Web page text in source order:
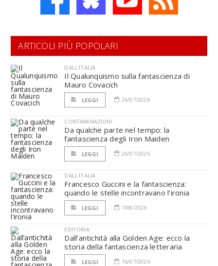
ARTICOLI PIÙ POPOLARI
DALL'ITALIA
Il Qualunquismo sulla fantascienza di
Mauro Covacich
LEGGI 26/07/2026
CONTAMINAZIONI
Da qualche parte nel tempo: la
fantascienza degli Iron Maiden
LEGGI 26/07/2026
DALL'ITALIA
Francesco Guccini e la fantascienza:
quando le stelle incontravano l’ironia
LEGGI 7/08/2026
EDITORIA
Dall’antichità alla Golden Age: ecco la
storia della fantascienza letteraria
LEGGI 16/07/2026